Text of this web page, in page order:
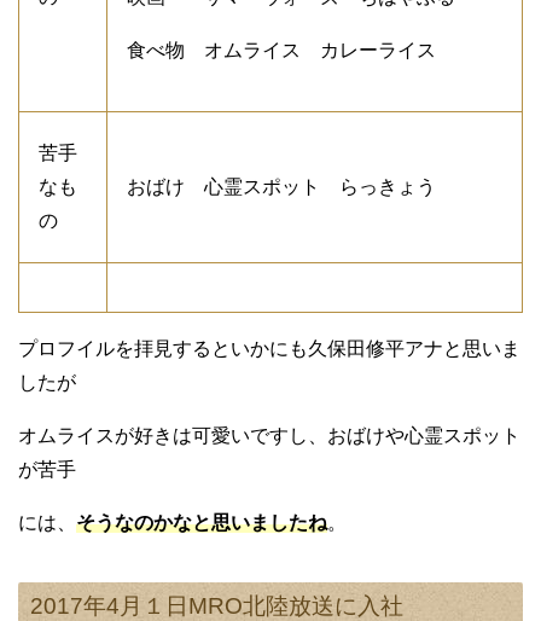
食べ物 オムライス カレーライス
苦手
なも
の
おばけ 心霊スポット らっきょう
プロフイルを拝見するといかにも久保田修平アナと思いま
したが
オムライスが好きは可愛いですし、おばけや心霊スポット
が苦手
には、 そうなのかなと思いましたね。
2017年4月１日MRO北陸放送に入社